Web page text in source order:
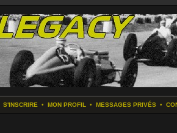
S'INSCRIRE • MON PROFIL • MESSAGES PRIVÉS•